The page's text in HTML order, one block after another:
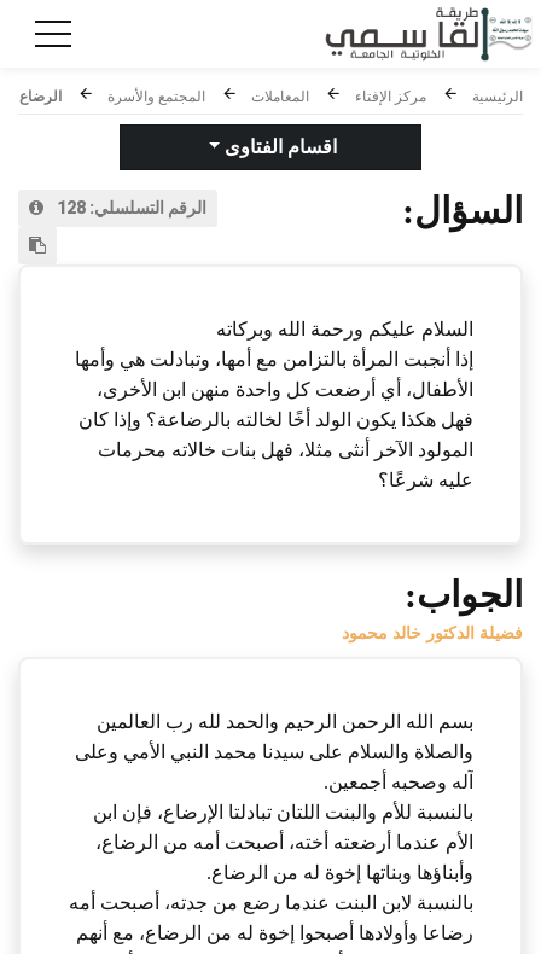
الرئيسية مركز الإفتاء المعاملات المجتمع والأسرة الرضاع
اقسام الفتاوى
السؤال: الرقم التسلسلي: 128
السلام عليكم ورحمة الله وبركاته
إذا أنجبت المرأة بالتزامن مع أمها، وتبادلت هي وأمها
الأطفال، أي أرضعت كل واحدة منهن ابن الأخرى،
فهل هكذا يكون الولد أخًا لخالته بالرضاعة؟ وإذا كان
المولود الآخر أنثى مثلا، فهل بنات خالاته محرمات
عليه شرعًا؟
الجواب:
فضيلة الدكتور خالد محمود
بسم الله الرحمن الرحيم والحمد لله رب العالمين
والصلاة والسلام على سيدنا محمد النبي الأمي وعلى
آله وصحبه أجمعين.
بالنسبة للأم والبنت اللتان تبادلتا الإرضاع، فإن ابن
الأم عندما أرضعته أخته، أصبحت أمه من الرضاع،
وأبناؤها وبناتها إخوة له من الرضاع.
بالنسبة لابن البنت عندما رضع من جدته، أصبحت أمه
رضاعا وأولادها أصبحوا إخوة له من الرضاع، مع أنهم